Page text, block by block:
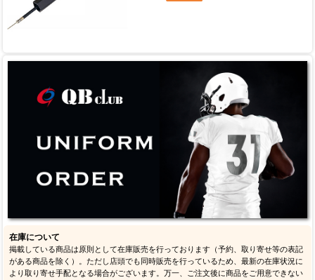
在庫について
掲載している商品は原則として在庫販売を行っております（予約、取り寄せ等の表記
がある商品を除く）。ただし店頭でも同時販売を行っているため、最新の在庫状況に
より取り寄せ手配となる場合がございます。万一、ご注文後に商品をご用意できない